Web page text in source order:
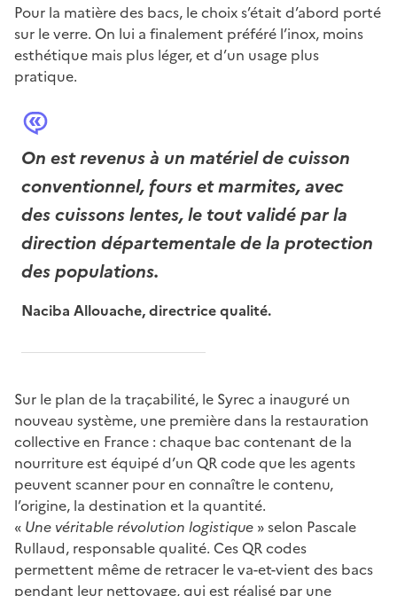
Pour la matière des bacs, le choix s’était d’abord porté
sur le verre. On lui a finalement préféré l’inox, moins
esthétique mais plus léger, et d’un usage plus
pratique.
On est revenus à un matériel de cuisson
conventionnel, fours et marmites, avec
des cuissons lentes, le tout validé par la
direction départementale de la protection
des populations.
Naciba Allouache, directrice qualité.
Sur le plan de la traçabilité, le Syrec a inauguré un
nouveau système, une première dans la restauration
collective en France : chaque bac contenant de la
nourriture est équipé d’un QR code que les agents
peuvent scanner pour en connaître le contenu,
l’origine, la destination et la quantité.
« Une véritable révolution logistique »selon Pascale
Rullaud, responsable qualité. Ces QR codes
permettent même de retracer le va-et-vient des bacs
pendant leur nettoyage, qui est réalisé par une